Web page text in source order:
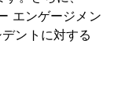
エンゲージメン
ントに対する